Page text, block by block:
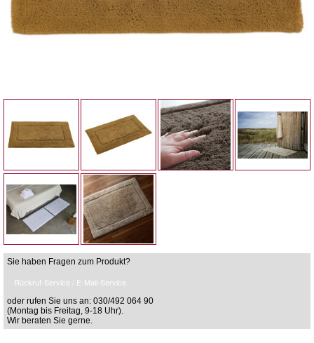
Sie haben Fragen zum Produkt?
Rückruf-Service / E-Mail-Service
oder rufen Sie uns an: 030/492 064 90
(Montag bis Freitag, 9-18 Uhr).
Wir beraten Sie gerne.